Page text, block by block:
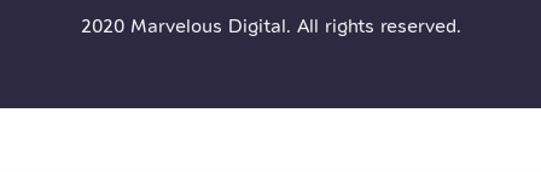
2020 Marvelous Digital. All rights reserved.